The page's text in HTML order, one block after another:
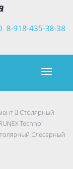
8-918-435-38-38
Столярный
Techno"
Слесарный